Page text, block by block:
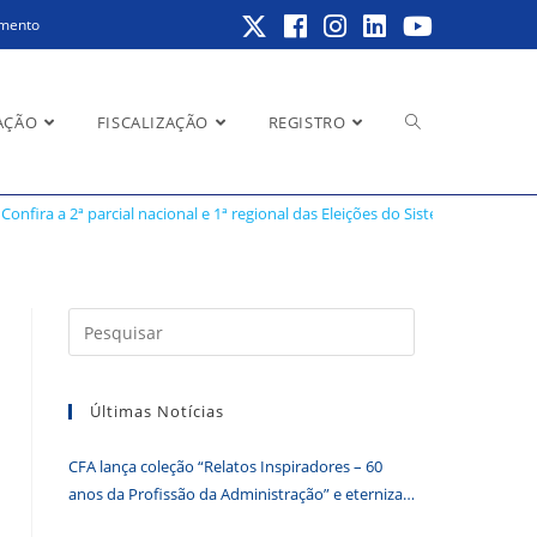
FISCALIZAÇÃO REGISTRO Alternar
do
Sistema CFA/CRAs
Confira a 2ª parcial nacional e 1ª regional das Eleições do Sistema CFA/CRAs
a
o
Últimas Notícias
CFA lança coleção “Relatos Inspiradores – 60
anos da Profissão da Administração” e eterniza